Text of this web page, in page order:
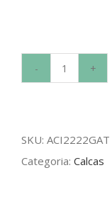
quantidade
SKU: ACI2222GAT
Categoria: Calcas